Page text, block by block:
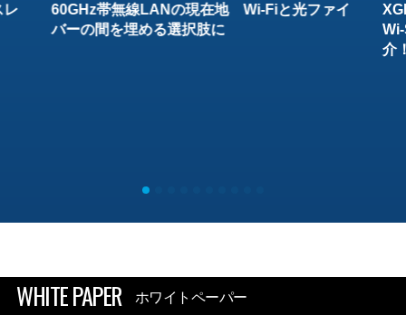
レ
60GHz帯無線LANの現在地 Wi-Fiと光ファイ
バーの間を埋める選択肢に
介
WHITE PAPER ホワイトペーパー